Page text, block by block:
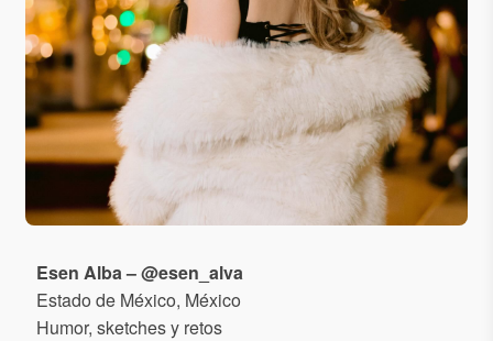
Esen Alba – @esen_alva
Estado de México, México
Humor, sketches y retos